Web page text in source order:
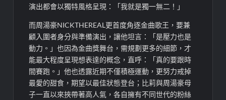
演出都會以獨特風格呈現：「我就是獨一無二！」
而周湯豪NICKTHEREAL更首度角逐金曲歌王，要兼
顧入圍者身分與準備演出，讓他坦言：「是壓力也是
動力。」也因為金曲獎舞台，需規劃更多的細節，才
能最大程度呈現想表達的概念，直呼：「真的要跟時
間賽跑。」他也透露近期不僅積極運動，更努力戒掉
最愛的甜食，期望以最佳狀態登台；比莉與周湯豪母
子一直以來挾帶著高人氣，各自擁有不同世代的粉絲